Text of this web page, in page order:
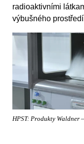
radioaktivními
výbušného
HPST: Produkty Waldner